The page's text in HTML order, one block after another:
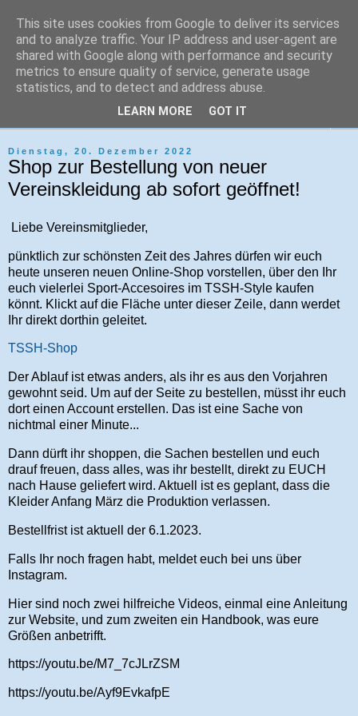
Tri-Sport Saar-Hochwald
Verein für Ausdauersport und Triathlon
Dienstag, 20. Dezember 2022
Shop zur Bestellung von neuer
Vereinskleidung ab sofort geöffnet!
Liebe Vereinsmitglieder,
pünktlich zur schönsten Zeit des Jahres dürfen wir euch
heute unseren neuen Online-Shop vorstellen, über den Ihr
euch vielerlei Sport-Accesoires im TSSH-Style kaufen
könnt. Klickt auf die Fläche unter dieser Zeile, dann werdet
Ihr direkt dorthin geleitet.
TSSH-Shop
Der Ablauf ist etwas anders, als ihr es aus den Vorjahren
gewohnt seid. Um auf der Seite zu bestellen, müsst ihr euch
dort einen Account erstellen. Das ist eine Sache von
nichtmal einer Minute...
Dann dürft ihr shoppen, die Sachen bestellen und euch
drauf freuen, dass alles, was ihr bestellt, direkt zu EUCH
nach Hause geliefert wird. Aktuell ist es geplant, dass die
Kleider Anfang März die Produktion verlassen.
Bestellfrist ist aktuell der 6.1.2023.
Falls Ihr noch fragen habt, meldet euch bei uns über
Instagram.
Hier sind noch zwei hilfreiche Videos, einmal eine Anleitung
zur Website, und zum zweiten ein Handbook, was eure
Größen anbetrifft.
https://youtu.be/M7_7cJLrZSM
https://youtu.be/Ayf9EvkafpE
This site uses cookies from Google to deliver its services
and to analyze traffic. Your IP address and user-agent are
shared with Google along with performance and security
metrics to ensure quality of service, generate usage
statistics, and to detect and address abuse.
LEARN MORE GOT IT